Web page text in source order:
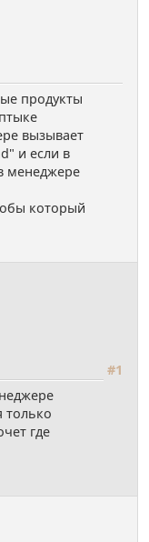
продукты
вызывает
и если в
менеджере
который
#1
только
где